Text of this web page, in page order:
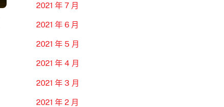
2021 年 7 月
2021 年 6 月
2021 年 5 月
2021 年 4 月
2021 年 3 月
2021 年 2 月